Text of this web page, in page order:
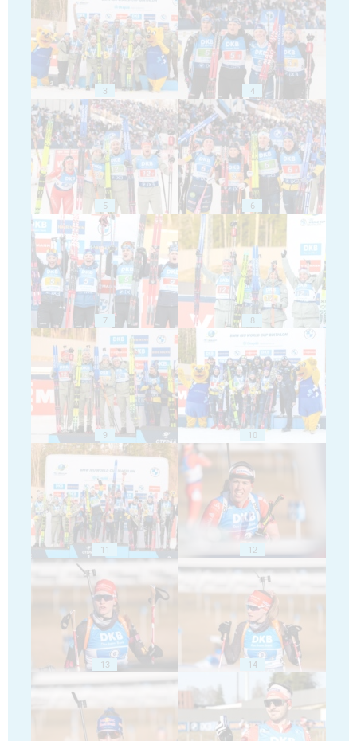
3 4
5 6
7 8
9 10
11 12
13 14